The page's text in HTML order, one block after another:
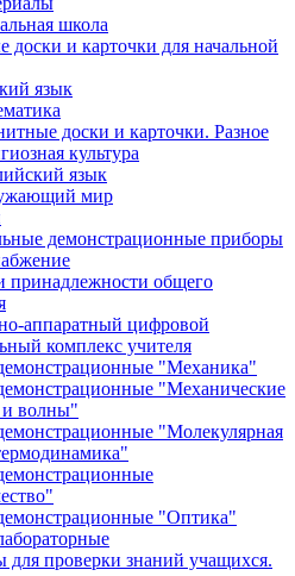
школа
доски и карточки для начальной
язык
доски и карточки. Разное
культура
язык
мир
демонстрационные приборы
принадлежности общего
аппаратный цифровой
комплекс учителя
"Механика"
"Механические
и волны"
"Молекулярная
"Оптика"
для проверки знаний учащихся.